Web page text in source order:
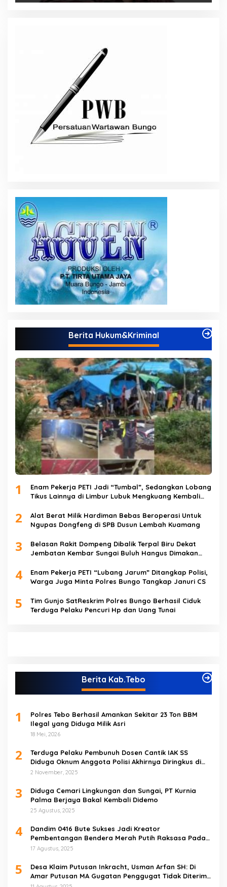
Berita Hukum&Kriminal
1
Enam Pekerja PETI Jadi “Tumbal”, Sedangkan Lobang
Tikus Lainnya di Limbur Lubuk Mengkuang Kembali
2
Alat Berat Milik Hardiman Bebas Beroperasi Untuk
Ngupas Dongfeng di SPB Dusun Lembah Kuamang
3
Belasan Rakit Dompeng Dibalik Terpal Biru Dekat
Jembatan Kembar Sungai Buluh Hangus Dimakan
4
Enam Pekerja PETI “Lubang Jarum” Ditangkap Polisi,
Warga Juga Minta Polres Bungo Tangkap Januri CS
5
Tim Gunjo SatReskrim Polres Bungo Berhasil Ciduk
Terduga Pelaku Pencuri Hp dan Uang Tunai
Berita Kab.Tebo
1
Polres Tebo Berhasil Amankan Sekitar 23 Ton BBM
Ilegal yang Diduga Milik Asri
18 Mei, 2026
2
Terduga Pelaku Pembunuh Dosen Cantik IAK SS
Diduga Oknum Anggota Polisi Akhirnya Diringkus di
Tebo Tengah
2 November, 2025
3
Diduga Cemari Lingkungan dan Sungai, PT Kurnia
Palma Berjaya Bakal Kembali Didemo
25 Agustus, 2025
4
Dandim 0416 Bute Sukses Jadi Kreator
Pembentangan Bendera Merah Putih Raksasa Pada
Peringatan HUT RI ke 80 di Tebo
17 Agustus, 2025
5
Desa Klaim Putusan Inkracht, Usman Arfan SH: Di
Amar Putusan MA Gugatan Penggugat Tidak Diterima
(NO)